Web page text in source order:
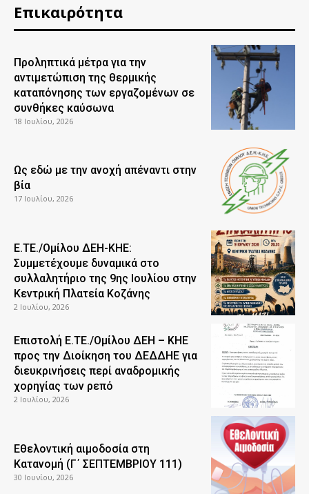
Επικαιρότητα
Προληπτικά μέτρα για την
αντιμετώπιση της θερμικής
καταπόνησης των εργαζομένων σε
συνθήκες καύσωνα
18 Ιουλίου, 2026
Ως εδώ με την ανοχή απέναντι στην
βία
17 Ιουλίου, 2026
Ε.ΤΕ./Ομίλου ΔΕΗ-ΚΗΕ:
Συμμετέχουμε δυναμικά στο
συλλαλητήριο της 9ης Ιουλίου στην
Κεντρική Πλατεία Κοζάνης
2 Ιουλίου, 2026
Επιστολή Ε.ΤΕ./Ομίλου ΔΕΗ – ΚΗΕ
προς την Διοίκηση του ΔΕΔΔΗΕ για
διευκρινήσεις περί αναδρομικής
χορηγίας των ρεπό
2 Ιουλίου, 2026
Εθελοντική αιμοδοσία στη
Κατανομή (Γ΄ ΣΕΠΤΕΜΒΡΙΟΥ 111)
30 Ιουνίου, 2026